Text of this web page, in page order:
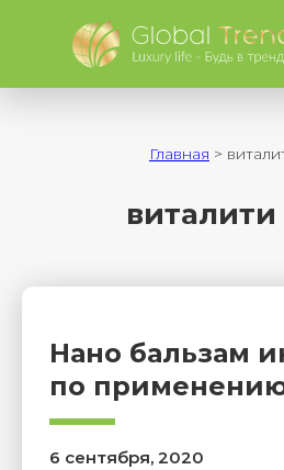
Главная >
Нано бальзам
по
6 сентября, 2020